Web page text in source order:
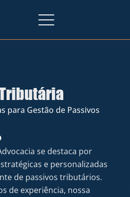
para Gestão de Passivos
se destaca por
e personalizadas
de passivos tributários.
de experiência, nossa